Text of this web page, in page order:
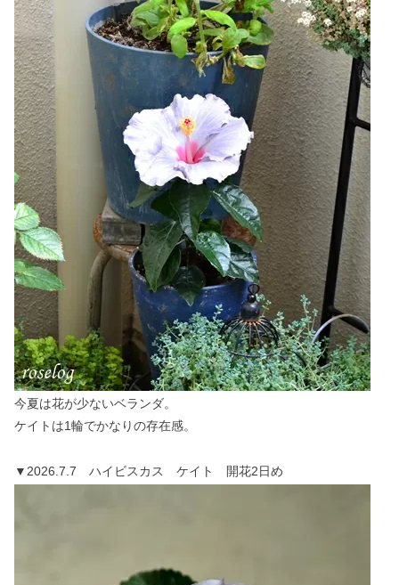
今夏は花が少ないベランダ。
ケイトは1輪でかなりの存在感。
▼2026.7.7 ハイビスカス ケイト 開花2日め